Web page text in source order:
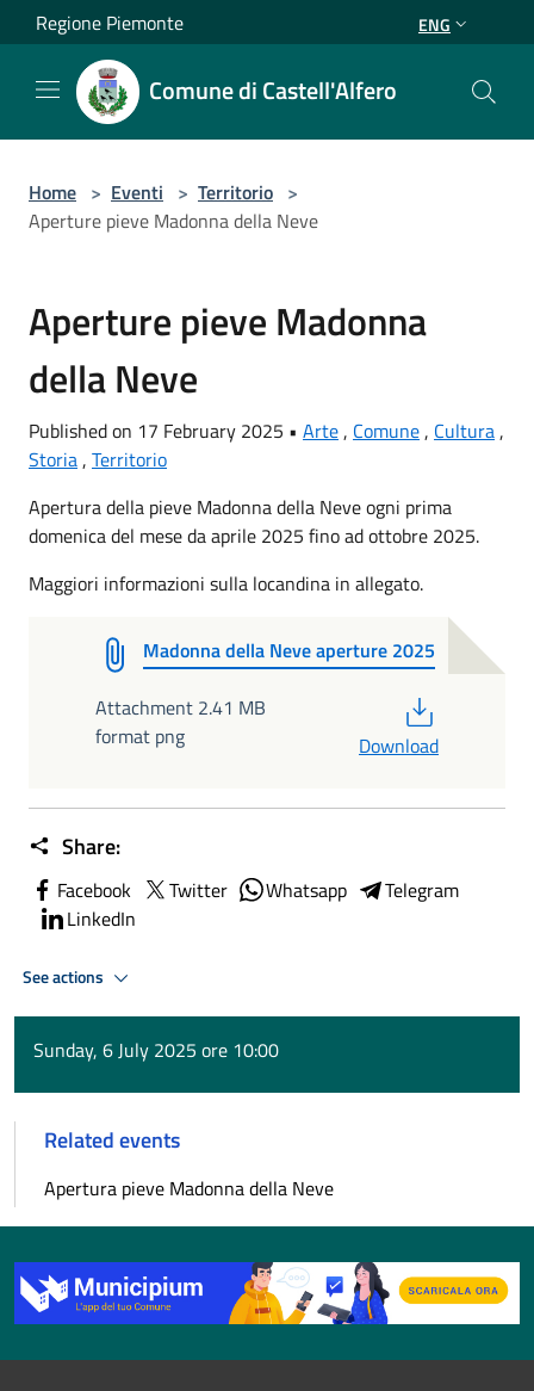
Salta al contenuto principale
Regione Piemonte ENG
Comune di Castell'Alfero
Home > Eventi > Territorio >
Aperture pieve Madonna della Neve
Aperture pieve Madonna
della Neve
Published on 17 February 2025 • Arte, Comune, Cultura,
Storia, Territorio
Apertura della pieve Madonna della Neve ogni prima
domenica del mese da aprile 2025 fino ad ottobre 2025.
Maggiori informazioni sulla locandina in allegato.
Madonna della Neve aperture 2025
Attachment 2.41 MB
format png
Download
Share:
Facebook Twitter Whatsapp
Telegram
LinkedIn
See actions
Sunday, 6 July 2025 ore 10:00
Related events
Apertura pieve Madonna della Neve